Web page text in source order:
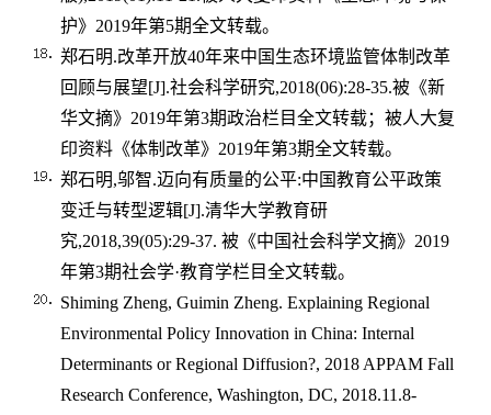
护》 2019年第5期全文转载。
郑石明.改革开放40年来中国生态环境监管体制改革
回顾与展望[J].社会科学研究,2018(06):28-35.被《新
华文摘》 2019年第3期政治栏目全文转载；被人大复
印资料《体制改革》 2019年第3期全文转载。
郑石明,邬智.迈向有质量的公平:中国教育公平政策
变迁与转型逻辑[J].清华大学教育研
究,2018,39(05):29-37. 被《中国社会科学文摘》 2019
年第3期社会学·教育学栏目全文转载。
Shiming Zheng, Guimin Zheng. Explaining Regional
Environmental Policy Innovation in China: Internal
Determinants or Regional Diffusion?, 2018 APPAM Fall
Research Conference, Washington, DC, 2018.11.8-